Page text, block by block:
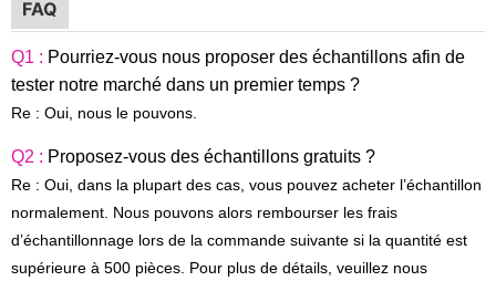
FAQ
Q1 : Pourriez-vous nous proposer des échantillons afin de
tester notre marché dans un premier temps ?
Re : Oui, nous le pouvons.
Q2 : Proposez-vous des échantillons gratuits ?
Re : Oui, dans la plupart des cas, vous pouvez acheter l’échantillon
normalement. Nous pouvons alors rembourser les frais
d’échantillonnage lors de la commande suivante si la quantité est
supérieure à 500 pièces. Pour plus de détails, veuillez nous